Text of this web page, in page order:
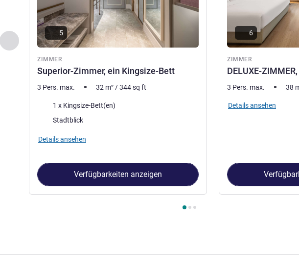
Zurück - Zimmer
ZIMMER
Superior-Zimmer, ein Kingsize-Bett
5
3 Pers. max. 32 m² /344sq ft
Bettwäsche
1 x Kingsize-Bett(en)
Aussicht:Stadtblick
Details ansehen
Verfügbarkeiten anzeigen
ZIMMER
DELUXE-
6
3 Pers. max. 38
Details ansehen